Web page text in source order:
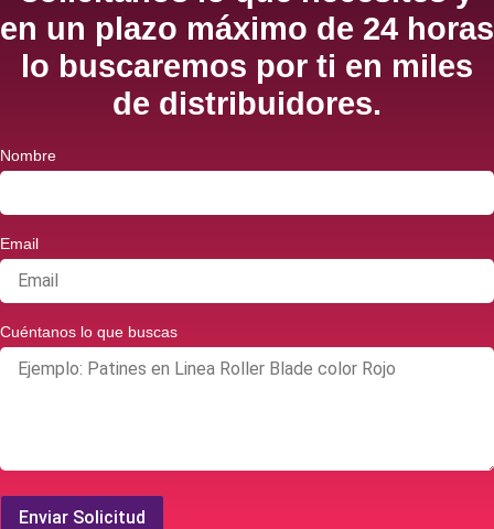
en un plazo máximo de 24 horas
lo buscaremos por ti en miles
de distribuidores.
Nombre
Email
Cuéntanos lo que buscas
Enviar Solicitud